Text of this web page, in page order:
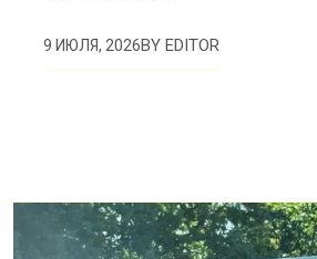
9 ИЮЛЯ, 2026BYEDITOR